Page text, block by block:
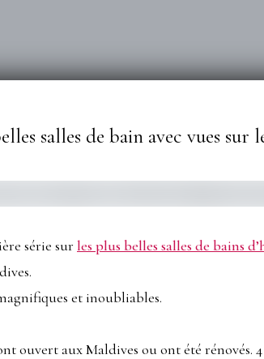
salles de bain avec vues sur
série sur les plus belles salles de bains
et inoubliables.
ouvert aux Maldives ou ont été rénovés.